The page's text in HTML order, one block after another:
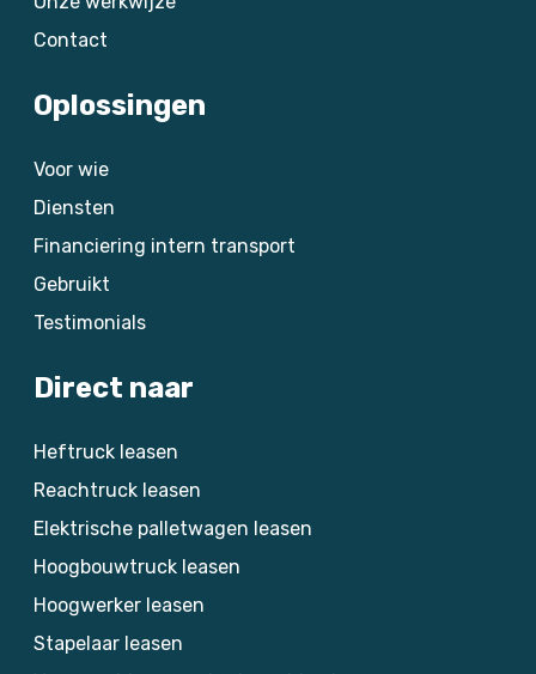
Contact
Oplossingen
Voor wie
Diensten
Financiering intern transport
Gebruikt
Testimonials
Direct naar
Heftruck leasen
Reachtruck leasen
Elektrische palletwagen leasen
Hoogbouwtruck leasen
Hoogwerker leasen
Stapelaar leasen